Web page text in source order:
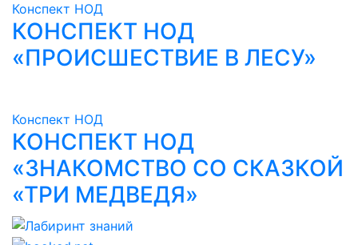
Конспект НОД
КОНСПЕКТ НОД
«ПРОИСШЕСТВИЕ В ЛЕСУ»
Конспект НОД
КОНСПЕКТ НОД
«ЗНАКОМСТВО СО СКАЗКОЙ
«ТРИ МЕДВЕДЯ»